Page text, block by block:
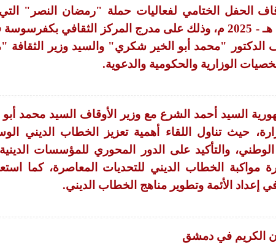
الحفل الختامي لفعاليات حملة "رمضان النصر"
رمضان لعام 1446 هـ - 2025 م، وذلك على مدرج المركز الثقافي
الدكتور "محمد أبو الخير شكري" والسيد وزير
الوزارية والحكومية والدعوية.
السيد أحمد الشرع مع وزير الأوقاف السيد محمد
حيث تناول اللقاء أهمية تعزيز الخطاب الديني
الوطني، والتأكيد على الدور المحوري للمؤسسات
مواكبة الخطاب الديني للتحديات المعاصرة، كما
في إعداد الأئمة وتطوير مناهج الخطاب الديني.
الكريم في دمشق